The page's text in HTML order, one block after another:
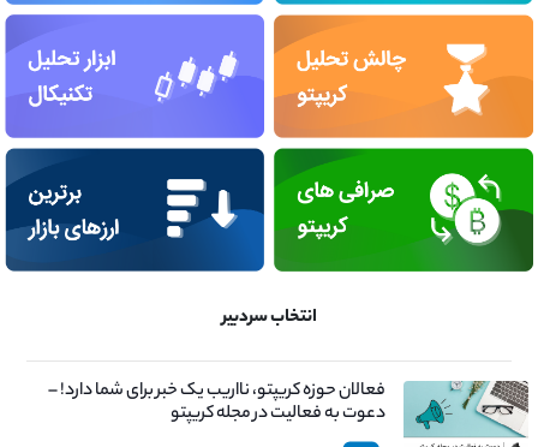
انتخاب سردبیر
فعالان حوزه کریپتو، نااریب یک خبر برای شما دارد! –
دعوت به فعالیت در مجله کریپتو